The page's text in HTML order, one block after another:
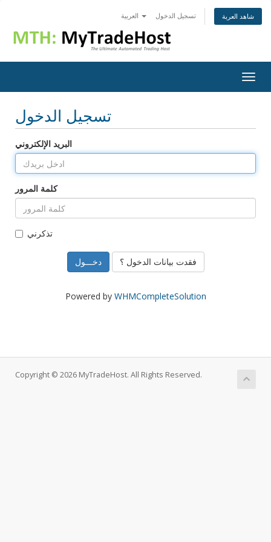
تسجيل الدخول شاهد العربة
تسجيل الدخول
البريد الإلكتروني
كلمة المرور
تذكرني
فقدت بيانات الدخول ؟
Powered by WHMCompleteSolution
Copyright © 2026 MyTradeHost. All Rights Reserved.